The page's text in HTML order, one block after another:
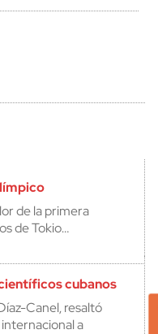
de la primera
de Tokio…
cubanos
Canel, resaltó
a